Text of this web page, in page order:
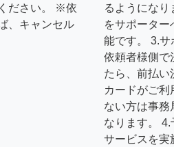
ださい。 ※依
、キャンセル
るようにな
をサポータ
能です。 3.サ
依頼者様側で
たら、前払い
カードがご
ない方は事務
なります。
サービスを実